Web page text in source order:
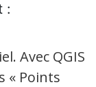
:
Avec QGIS
« Points